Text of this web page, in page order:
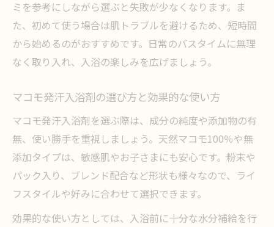
ミを参考にしながら選ぶと失敗が少なくなります。ま
た、初めて使う場合は肌トラブルを避けるため、短時間
から始めるのがおすすめです。日常のバスタイムに無理
なく取り入れ、入浴の楽しみを広げましょう。
マコモ発汗入浴剤の選び方と効果的な使い方
マコモ発汗入浴剤を選ぶ際は、成分の純度や添加物の有
無、使い勝手を重視しましょう。天然マコモ100％や無
添加タイプは、敏感肌やお子さまにも安心です。粉末や
パック入り、ブレンド配合など形状も様々なので、ライ
フスタイルや好みに合わせて選択できます。
効果的な使い方としては、入浴前に十分な水分補給を行